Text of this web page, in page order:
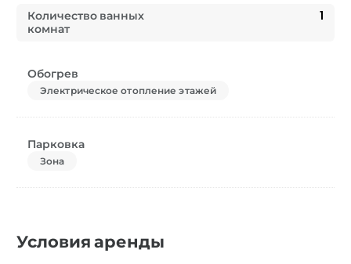
Количество ванных
комнат
1
Обогрев
Электрическое отопление этажей
Парковка
Зона
Условия аренды